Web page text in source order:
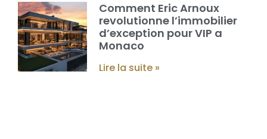
Comment Eric Arnoux
revolutionne l’immobilier
d’exception pour VIP a
Monaco
Lire la suite »